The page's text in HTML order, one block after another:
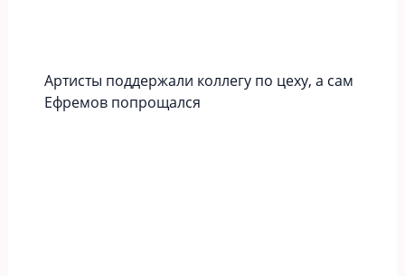
Артисты поддержали коллегу по цеху, а сам
Ефремов попрощался